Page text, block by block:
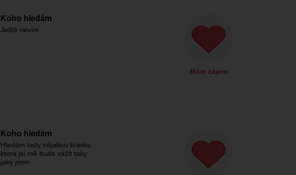
Koho hledám
Ještě nevím
Mám zájem
Koho hledám
Hledám tady nějakou krásku
která jsi mě bude vážit taky
jaký jsem